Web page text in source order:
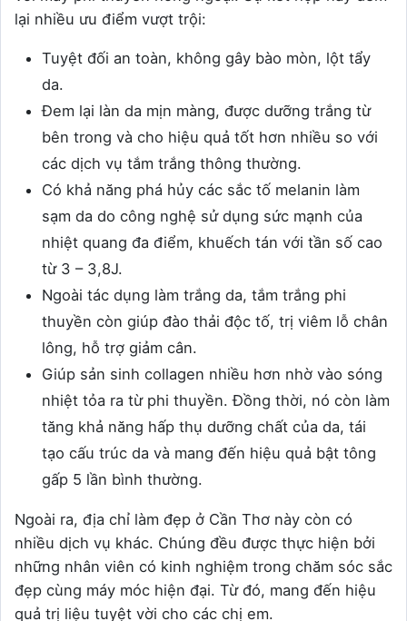
lại nhiều ưu điểm vượt trội:
Tuyệt đối an toàn, không gây bào mòn, lột tẩy
da.
Đem lại làn da mịn màng, được dưỡng trắng từ
bên trong và cho hiệu quả tốt hơn nhiều so với
các dịch vụ tắm trắng thông thường.
Có khả năng phá hủy các sắc tố melanin làm
sạm da do công nghệ sử dụng sức mạnh của
nhiệt quang đa điểm, khuếch tán với tần số cao
từ 3 – 3,8J.
Ngoài tác dụng làm trắng da, tắm trắng phi
thuyền còn giúp đào thải độc tố, trị viêm lỗ chân
lông, hỗ trợ giảm cân.
Giúp sản sinh collagen nhiều hơn nhờ vào sóng
nhiệt tỏa ra từ phi thuyền. Đồng thời, nó còn làm
tăng khả năng hấp thụ dưỡng chất của da, tái
tạo cấu trúc da và mang đến hiệu quả bật tông
gấp 5 lần bình thường.
Ngoài ra, địa chỉ làm đẹp ở Cần Thơ này còn có
nhiều dịch vụ khác. Chúng đều được thực hiện bởi
những nhân viên có kinh nghiệm trong chăm sóc sắc
đẹp cùng máy móc hiện đại. Từ đó, mang đến hiệu
quả trị liệu tuyệt vời cho các chị em.